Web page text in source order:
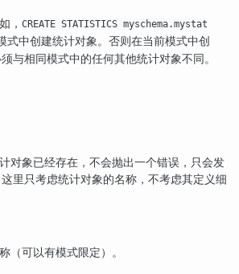
， CREATE STATISTICS myschema.mystat
式中创建统计对象。否则在当前模式中创
与相同模式中的任何其他统计对象不同。
对象已经存在，不会抛出一个错误，只会发
里只考虑统计对象的名称，不考虑其定义细
（可以有模式限定）。